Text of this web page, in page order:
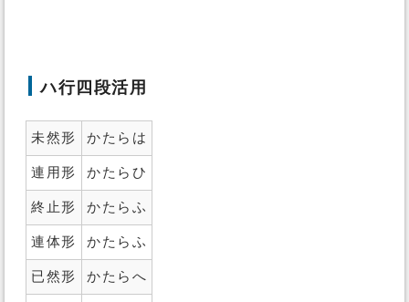
ハ行四段活用
未然形 かたらは
連用形 かたらひ
終止形 かたらふ
連体形 かたらふ
已然形 かたらへ